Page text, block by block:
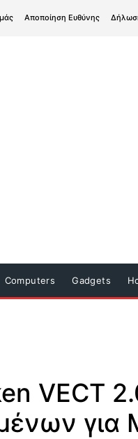
Αποποίηση Ευθύνης
Computers Gadgets
VECT
για